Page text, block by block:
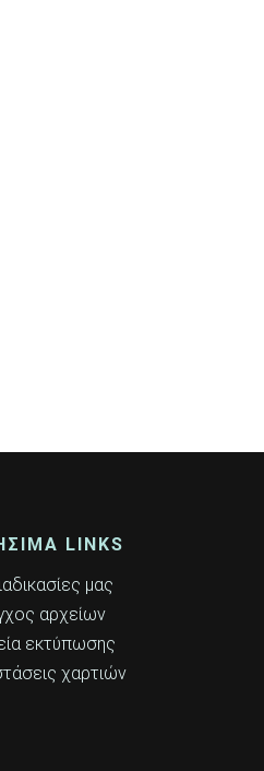
LINKS
μας
αρχείων
εκτύπωσης
χαρτιών